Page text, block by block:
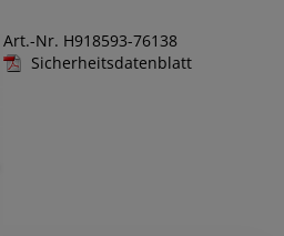
Art.-Nr. H918593-76138
Sicherheitsdatenblatt